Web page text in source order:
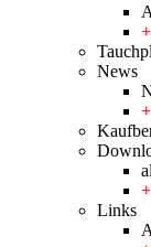
News
Links